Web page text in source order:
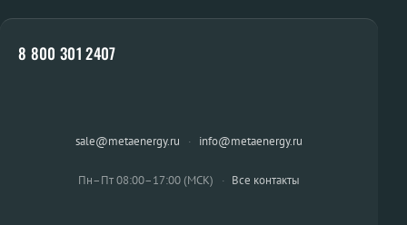
8 800 301 2407
sale@metaenergy.ru · info@metaenergy.ru
Пн–Пт 08:00–17:00 (МСК) · Все контакты